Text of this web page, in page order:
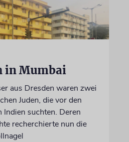
in Mumbai
aus Dresden waren zwei
Juden, die vor den
Indien suchten. Deren
recherchierte nun die